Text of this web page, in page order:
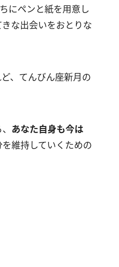
にペンと紙を用意し
な出会いをおとりな
、てんびん座新月の
あなた自身も今は
維持していくための